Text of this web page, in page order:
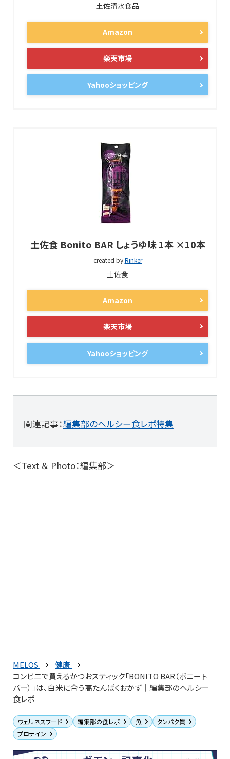
土佐清水食品
Amazon
楽天市場
Yahooショッピング
土佐食 Bonito BAR しょうゆ味 1本 ×10本
created byRinker
土佐食
Amazon
楽天市場
Yahooショッピング
関連記事：編集部のヘルシー食レポ特集
＜Text ＆ Photo：編集部＞
MELOS
健康
コンビ二で買えるかつおスティック「BONITO BAR（ボニート
バー）」は、白米に合う高たんぱくおかず｜編集部のヘルシー
食レポ
ウェルネスフード 編集部の食レポ 魚
タンパク質
プロテイン